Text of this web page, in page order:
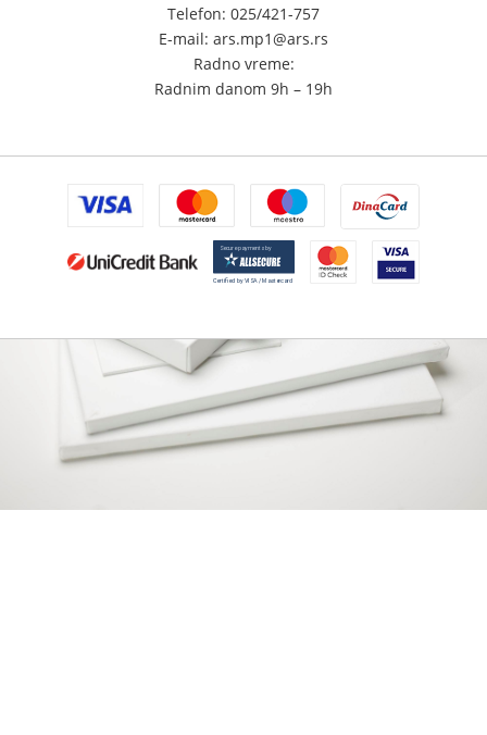
Telefon: 025/421-757
E-mail: ars.mp1@ars.rs
Radno vreme:
Radnim danom 9h – 19h